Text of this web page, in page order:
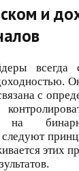
и
всегда
с
на
этих